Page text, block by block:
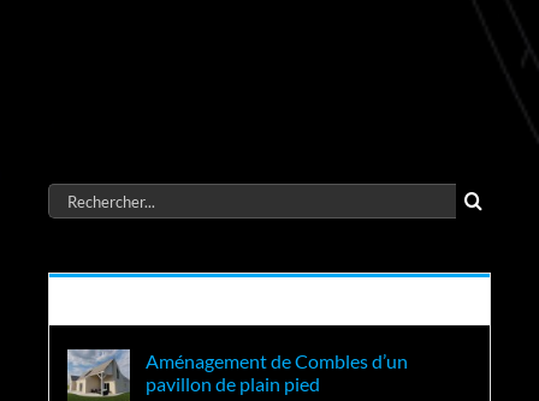
Rechercher:
Aménagement de Combles d’un
pavillon de plain pied